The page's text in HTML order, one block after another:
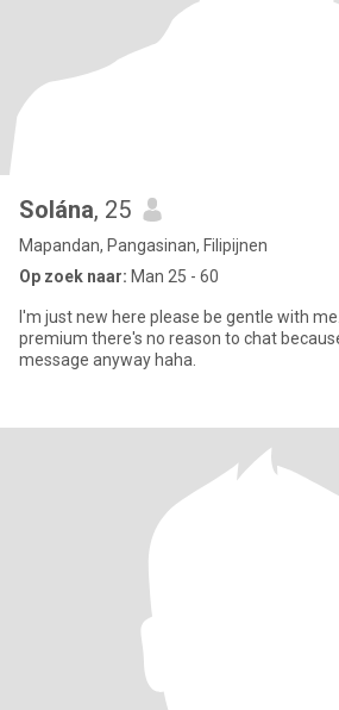
Solána, 25
Mapandan, Pangasinan, Filipijnen
Op zoek naar: Man 25 - 60
I'm just new here please be gentle with me. P.S If you can't go
premium there's no reason to chat
message anyway haha.